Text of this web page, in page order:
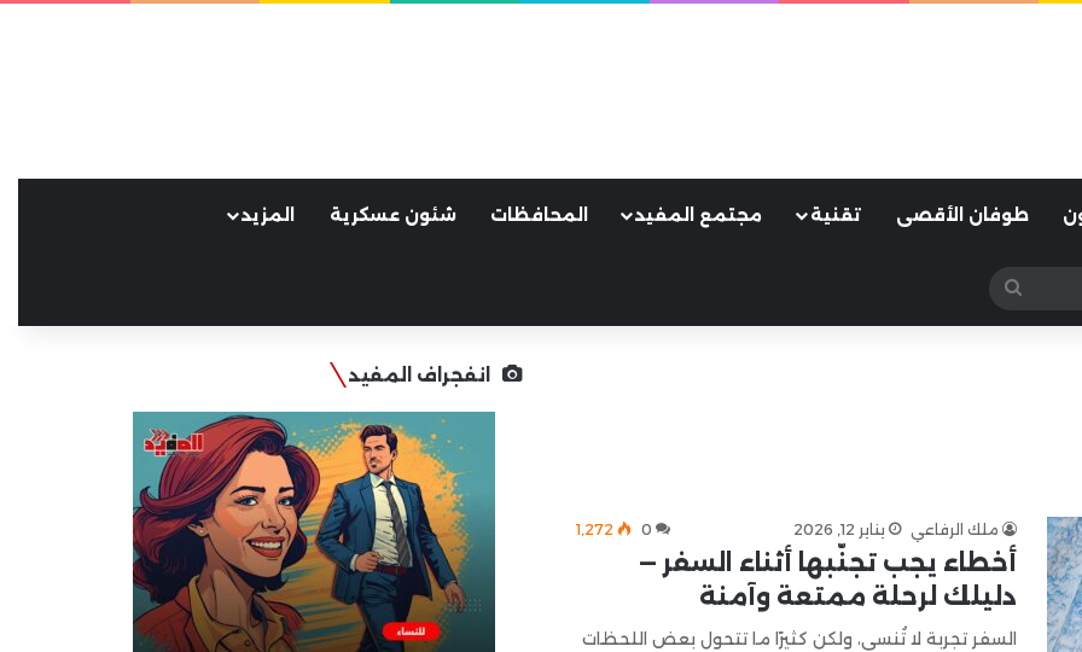
طوفان الأقصى تقنية مجتمع المفيد المحافظات شئون عسكرية المزيد
بحث
عن
ملك الرفاعي يناير 12, 2026 0 1٬272
أخطاء يجب تجنّبها أثناء السفر —
دليلك لرحلة ممتعة وآمنة
السفر تجربة لا تُنسى، ولكن كثيرًا ما تتحول بعض اللحظات
انفجراف المفيد